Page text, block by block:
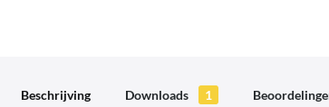
Beschrijving Downloads 1